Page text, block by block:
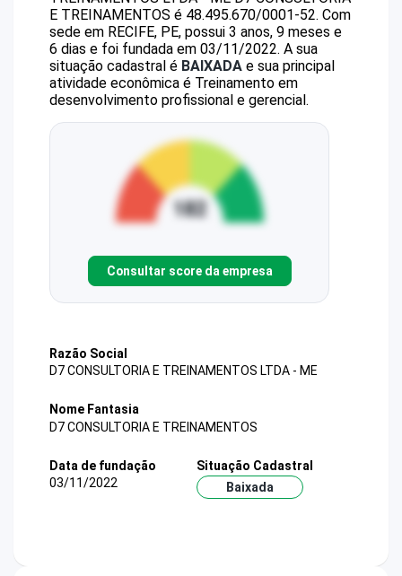
E TREINAMENTOS é 48.495.670/0001-52. Com
sede em RECIFE, PE, possui 3 anos, 9 meses e
6 dias e foi fundada em 03/11/2022. A sua
situação cadastral é BAIXADA e sua principal
atividade econômica é Treinamento em
desenvolvimento profissional e gerencial.
Consultar score da empresa
Razão Social
D7 CONSULTORIA E TREINAMENTOS LTDA - ME
Nome Fantasia
D7 CONSULTORIA E TREINAMENTOS
Data de fundação
03/11/2022
Situação Cadastral
Baixada